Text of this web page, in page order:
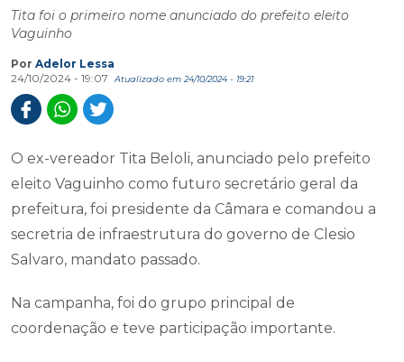
Tita foi o primeiro nome anunciado do prefeito eleito
Vaguinho
Por Adelor Lessa
24/10/2024 - 19:07
Atualizado em 24/10/2024 - 19:21
O ex-vereador Tita Beloli, anunciado pelo prefeito
eleito Vaguinho como futuro secretário geral da
prefeitura, foi presidente da Câmara e comandou a
secretria de infraestrutura do governo de Clesio
Salvaro, mandato passado.
Na campanha, foi do grupo principal de
coordenação e teve participação importante.